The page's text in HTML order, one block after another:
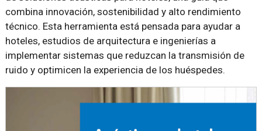
combina innovación, sostenibilidad y alto rendimiento
técnico. Esta herramienta está pensada para ayudar a
hoteles, estudios de arquitectura e ingenierías a
implementar sistemas que reduzcan la transmisión de
ruido y optimicen la experiencia de los huéspedes.